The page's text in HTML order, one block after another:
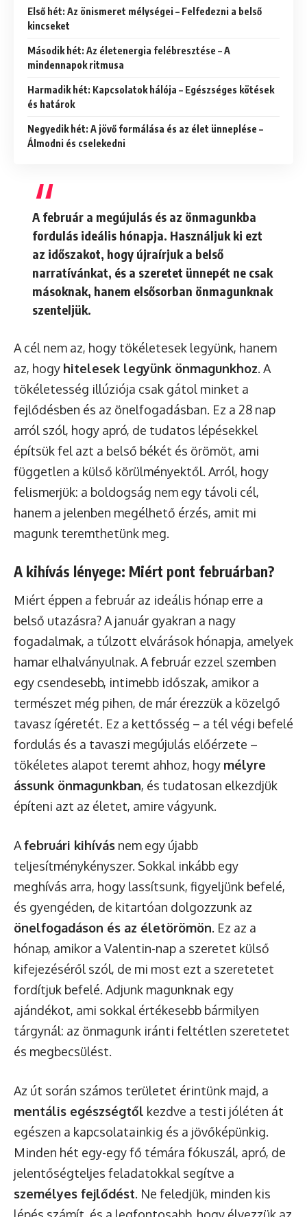
Első hét: Az önismeret mélységei – Felfedezni a belső
kincseket
Második hét: Az életenergia felébresztése – A
mindennapok ritmusa
Harmadik hét: Kapcsolatok hálója – Egészséges kötések
és határok
Negyedik hét: A jövő formálása és az élet ünneplése –
Álmodni és cselekedni
A február a megújulás és az önmagunkba
fordulás ideális hónapja. Használjuk ki ezt
az időszakot, hogy újraírjuk a belső
narratívánkat, és a szeretet ünnepét ne csak
másoknak, hanem elsősorban önmagunknak
szenteljük.
A cél nem az, hogy tökéletesek legyünk, hanem
az, hogy hitelesek legyünk önmagunkhoz. A
tökéletesség illúziója csak gátol minket a
fejlődésben és az önelfogadásban. Ez a 28 nap
arról szól, hogy apró, de tudatos lépésekkel
építsük fel azt a belső békét és örömöt, ami
független a külső körülményektől. Arról, hogy
felismerjük: a boldogság nem egy távoli cél,
hanem a jelenben megélhető érzés, amit mi
magunk teremthetünk meg.
A kihívás lényege: Miért pont februárban?
Miért éppen a február az ideális hónap erre a
belső utazásra? A január gyakran a nagy
fogadalmak, a túlzott elvárások hónapja, amelyek
hamar elhalványulnak. A február ezzel szemben
egy csendesebb, intimebb időszak, amikor a
természet még pihen, de már érezzük a közelgő
tavasz ígéretét. Ez a kettősség – a tél végi befelé
fordulás és a tavaszi megújulás előérzete –
tökéletes alapot teremt ahhoz, hogy mélyre
ássunk önmagunkban, és tudatosan elkezdjük
építeni azt az életet, amire vágyunk.
Afebruári kihívás nem egy újabb
teljesítménykényszer. Sokkal inkább egy
meghívás arra, hogy lassítsunk, figyeljünk befelé,
és gyengéden, de kitartóan dolgozzunk az
önelfogadáson és az életörömön. Ez az a
hónap, amikor a Valentin-nap a szeretet külső
kifejezéséről szól, de mi most ezt a szeretetet
fordítjuk befelé. Adjunk magunknak egy
ajándékot, ami sokkal értékesebb bármilyen
tárgynál: az önmagunk iránti feltétlen szeretetet
és megbecsülést.
Az út során számos területet érintünk majd, a
mentális egészségtől kezdve a testi jóléten át
egészen a kapcsolatainkig és a jövőképünkig.
Minden hét egy-egy fő témára fókuszál, apró, de
jelentőségteljes feladatokkal segítve a
személyes fejlődést. Ne feledjük, minden kis